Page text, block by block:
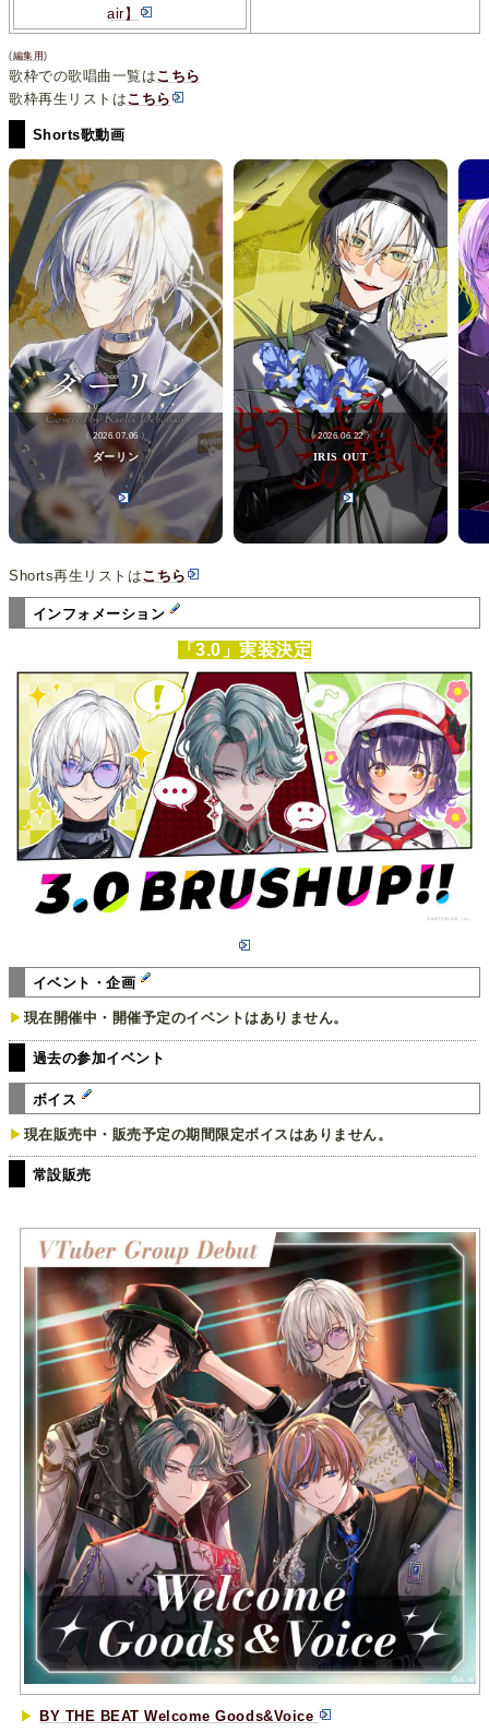
air】
(編集用)
歌枠での歌唱曲一覧はこちら
歌枠再生リストはこちら
Shorts歌動画
〈 2026.07.06 〉
ダーリン
〈 2026.06.22 〉
IRIS OUT
Shorts再生リストはこちら
インフォメーション
「3.0」実装決定
イベント・企画
▶︎ 現在開催中・開催予定のイベントはありません。
過去の参加イベント
ボイス
▶︎ 現在販売中・販売予定の期間限定ボイスはありません。
常設販売
▶︎ BY THE BEAT Welcome Goods&Voice